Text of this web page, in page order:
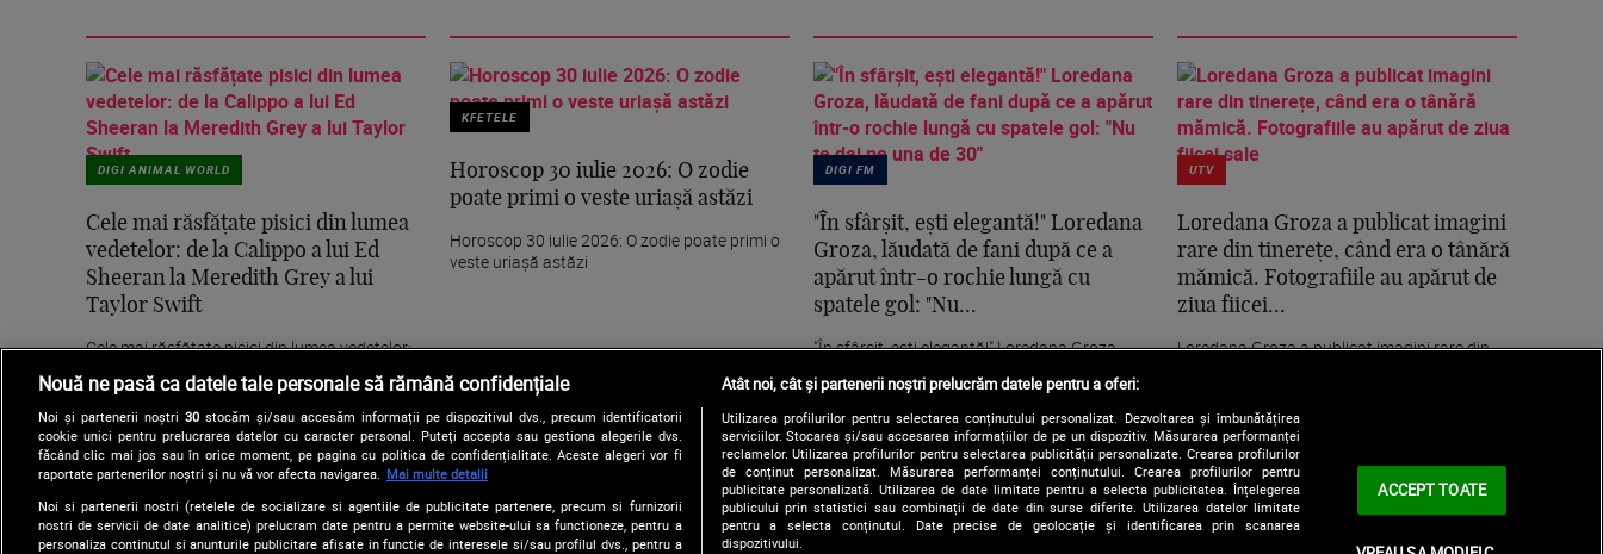
DIGI ANIMAL WORLD
Cele mai răsfățate pisici din lumea
vedetelor: de la Calippo a lui Ed
Sheeran la Meredith Grey a lui
Taylor Swift
Cele mai răsfățate pisici din lumea vedetelor:
a...
KFETELE
Horoscop 30 iulie 2026: O zodie
poate primi o veste uriașă astăzi
Horoscop 30 iulie 2026: O zodie poate primi o
veste uriașă astăzi
DIGI FM
"În sfârșit, ești elegantă!" Loredana
Groza, lăudată de fani după ce a
apărut într-o rochie lungă cu
spatele gol: "Nu...
"În sfârșit, ești elegantă!" Loredana Groza,
UTV
Loredana Groza a publicat imagini
rare din tinerețe, când era o tânără
mămică. Fotografiile au apărut de
ziua fiicei...
Loredana Groza a publicat imagini rare din
Nouă ne pasă ca datele tale personale să rămână confidențiale
Noi și partenerii noștri 30stocăm și/sau accesăm informații pe dispozitivul dvs., precum identificatorii
cookie unici pentru prelucrarea datelor cu caracter personal. Puteți accepta sau gestiona alegerile dvs.
făcând clic mai jos sau în orice moment, pe pagina cu politica de confidențialitate. Aceste alegeri vor fi
raportate partenerilor noștri și nu vă vor afecta navigarea. Mai multe detalii
Noi si partenerii nostri (retelele de socializare si agentiile de publicitate partenere, precum si furnizorii
nostri de servicii de date analitice) prelucram date pentru a permite website-ului sa functioneze, pentru a
personaliza continutul si anunturile publicitare afisate in functie de interesele si/sau profilul dvs., pentru a
Atât noi, cât și partenerii noștri prelucrăm datele pentru a oferi:
Utilizarea profilurilor pentru selectarea conținutului personalizat. Dezvoltarea și îmbunătățirea
serviciilor. Stocarea și/sau accesarea informațiilor de pe un dispozitiv. Măsurarea performanței
reclamelor. Utilizarea profilurilor pentru selectarea publicității personalizate. Crearea profilurilor
de conținut personalizat. Măsurarea performanței conținutului. Crearea profilurilor pentru
publicitate personalizată. Utilizarea de date limitate pentru a selecta publicitatea. Înțelegerea
publicului prin statistici sau combinații de date din surse diferite. Utilizarea datelor limitate
pentru a selecta conținutul. Date precise de geolocație și identificarea prin scanarea
dispozitivului.
ACCEPT TOATE